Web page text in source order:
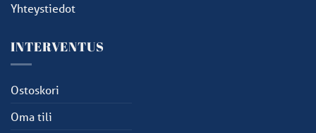
Yhteystiedot
INTERVENTUS
Ostoskori
Oma tili